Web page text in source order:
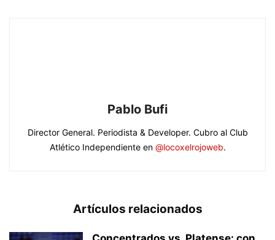
Pablo Bufi
Director General. Periodista & Developer. Cubro al Club
Atlético Independiente en @locoxelrojoweb.
Artículos relacionados